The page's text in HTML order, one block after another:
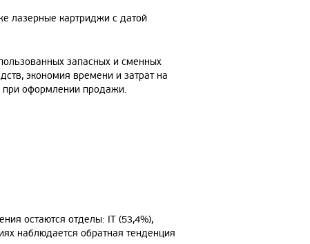
лазерные картриджи с датой
запасных и сменных
экономия времени и затрат на
при оформлении продажи.
остаются отделы: IT (53,4%),
наблюдается обратная тенденция